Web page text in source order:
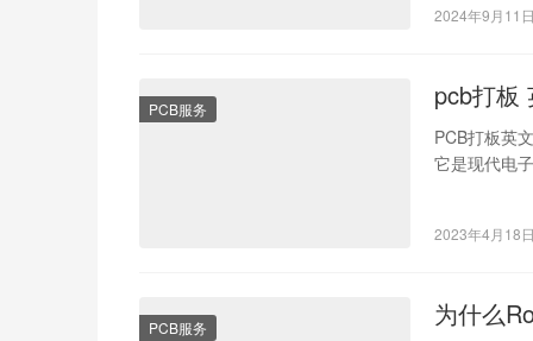
性： 一、选
2024年9月11
PCB服务 pcb打板
PCB打板英
它是现代电
2023年4月18
PCB服务 为什么